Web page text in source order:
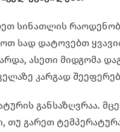
სინათლის
სად დატოვებთ
ასეთი მიდგომა
კარგად
განსაზღვრაა.
თუ გარეთ